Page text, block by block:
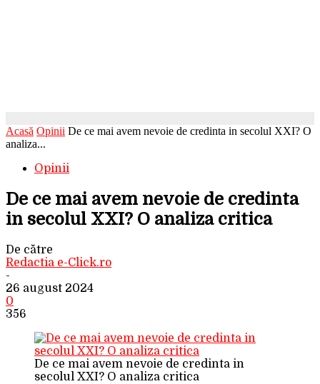
Acasă Opinii De ce mai avem nevoie de credinta in secolul XXI? O
analiza...
Opinii
De ce mai avem nevoie de credinta
in secolul XXI? O analiza critica
De către
Redactia e-Click.ro
-
26 august 2024
0
356
De ce mai avem nevoie de credinta in
secolul XXI? O analiza critica